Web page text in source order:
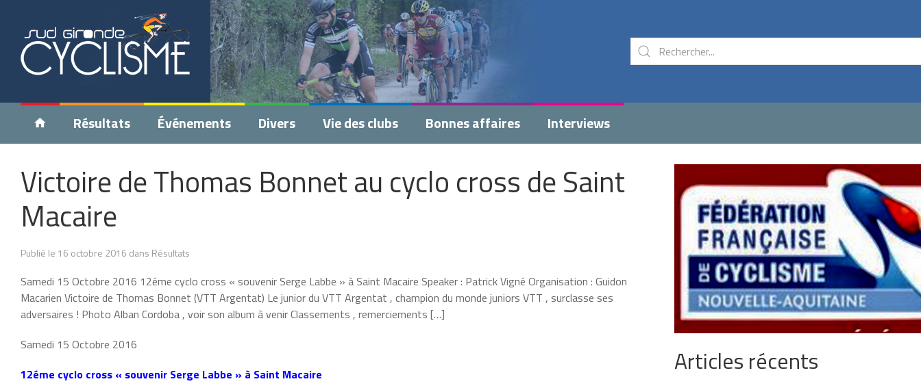
Résultats Événements Divers Vie des clubs Bonnes affaires Interviews
Victoire de Thomas Bonnet au cyclo cross de Saint
Macaire
Publié le 16 octobre 2016 dans Résultats
Samedi 15 Octobre 2016 12éme cyclo cross « souvenir Serge Labbe » à Saint Macaire Speaker : Patrick Vigné Organisation : Guidon
Macarien Victoire de Thomas Bonnet (VTT Argentat) Le junior du VTT Argentat , champion du monde juniors VTT , surclasse ses
adversaires ! Photo Alban Cordoba , voir son album à venir Classements , remerciements […]
Samedi 15 Octobre 2016
12éme cyclo cross « souvenir Serge Labbe » à Saint Macaire
Articles récents